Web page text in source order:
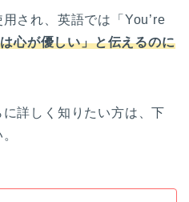
され、英語では「You’re
心が優しい」と伝えるのに
詳しく知りたい方は、下